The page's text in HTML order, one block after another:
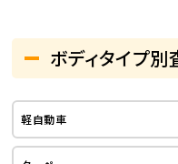
ボディタイプ
軽自動車